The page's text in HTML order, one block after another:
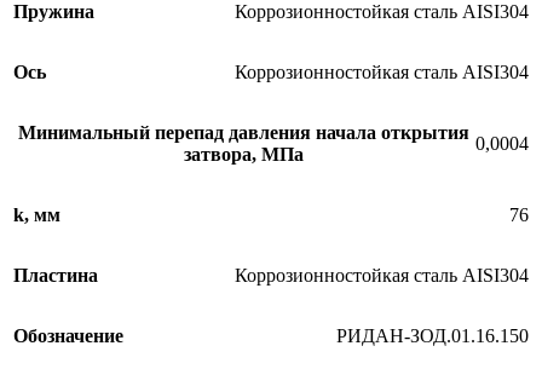
Пружина Коррозионностойкая сталь AISI304
Ось Коррозионностойкая сталь AISI304
Минимальный перепад давления начала открытия
затвора, МПа
0,0004
k, мм 76
Пластина Коррозионностойкая сталь AISI304
Обозначение РИДАН-ЗОД.01.16.150